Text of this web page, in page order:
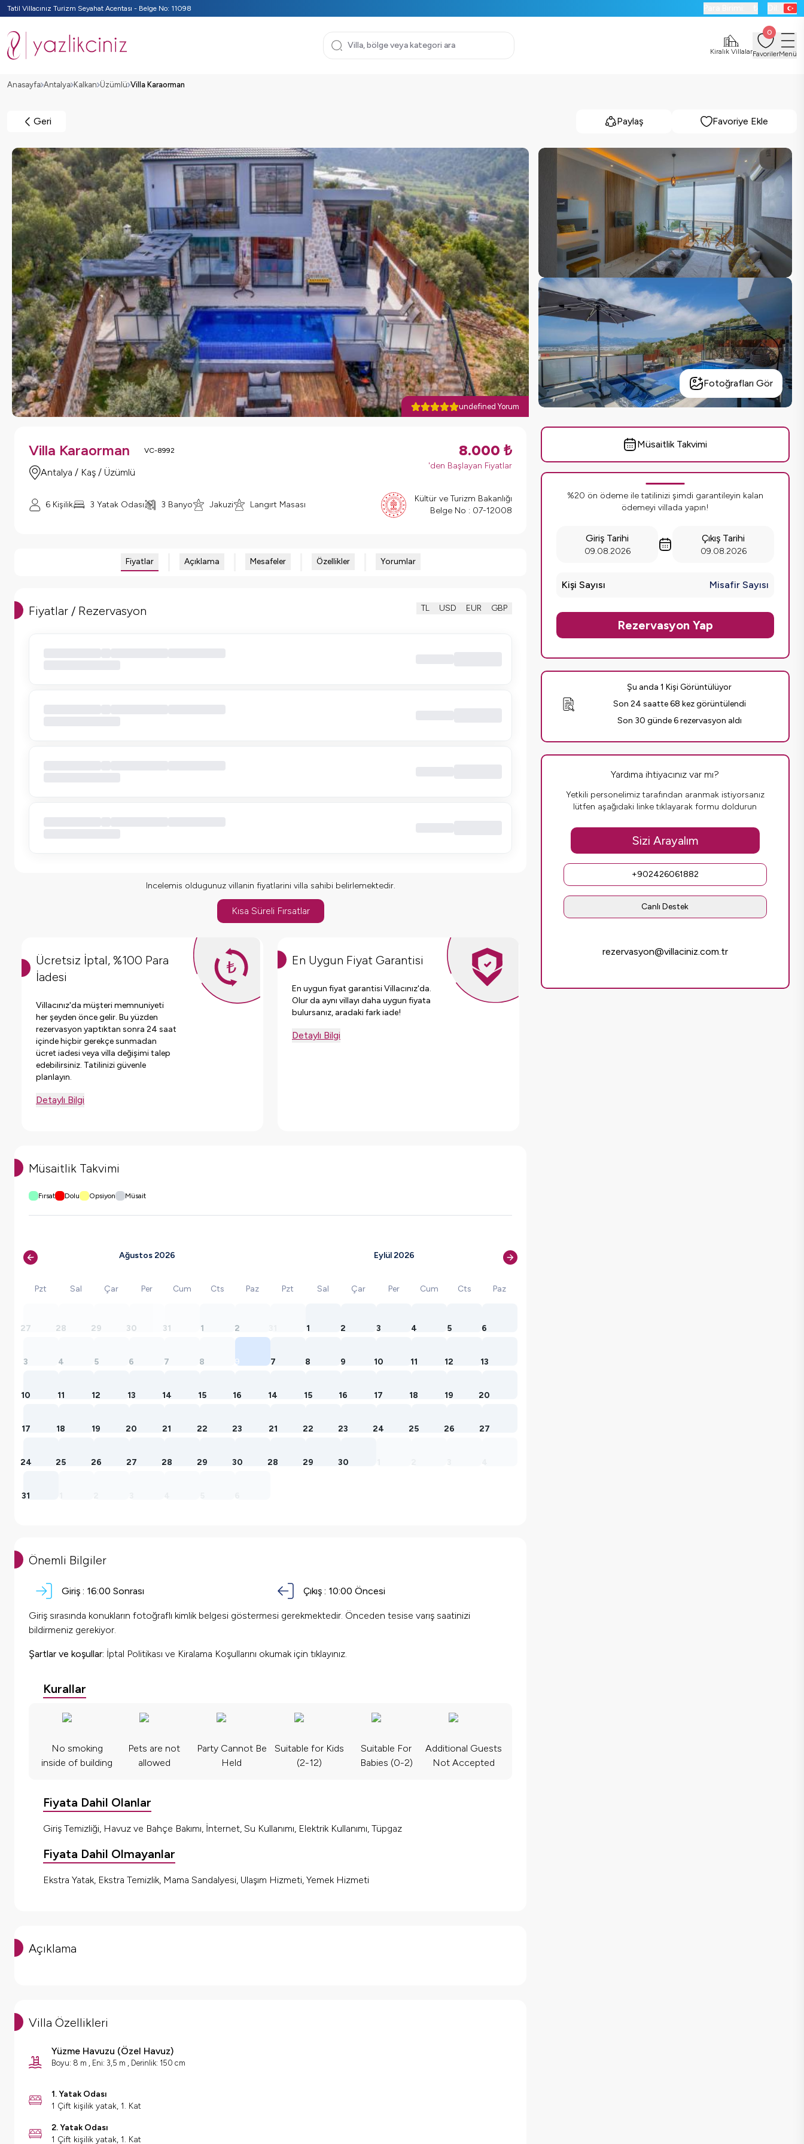
Tatil Villacınız Turizm Seyahat Acentası - Belge No: 11098
Kiralık Villalar
0
FavorilerMenü
Anasayfa Antalya Kalkan Üzümlü Villa Karaorman
Geri Paylaş Favoriye Ekle
undefined Yorum
Fotoğrafları Gör
Villa Karaorman VC-8992
Antalya / Kaş / Üzümlü
8.000 ₺
'den Başlayan Fiyatlar
6 Kişilik 3 Yatak Odası 3 Banyo Jakuzi Langırt Masası
Kültür ve Turizm Bakanlığı
Belge No : 07-12008
Fiyatlar Açıklama Mesafeler Özellikler Yorumlar
Fiyatlar / Rezervasyon TL USD EUR GBP
Incelemis oldugunuz villanin fiyatlarini villa sahibi belirlemektedir.
Kısa Süreli Fırsatlar
Ücretsiz İptal, %100 Para
İadesi
Villacınız'da müşteri memnuniyeti
her şeyden önce gelir. Bu yüzden
rezervasyon yaptıktan sonra 24 saat
içinde hiçbir gerekçe sunmadan
ücret iadesi veya villa değişimi talep
edebilirsiniz. Tatilinizi güvenle
planlayın.
Detaylı Bilgi
En Uygun Fiyat Garantisi
En uygun fiyat garantisi Villacınız'da.
Olur da aynı villayı daha uygun fiyata
bulursanız, aradaki fark iade!
Detaylı Bilgi
Müsaitlik Takvimi
Fırsat Dolu Opsiyon Müsait
Ağustos 2026
Pzt Sal Çar Per Cum Cts Paz
27 28 29 30 31 1 2
3 4 5 6 7 8 9
10 11 12 13 14 15 16
17 18 19 20 21 22 23
24 25 26 27 28 29 30
31
Eylül 2026
Pzt Sal Çar Per Cum Cts Paz
1 2 3 4 5 6
7 8 9 10 11 12 13
14 15 16 17 18 19 20
21 22 23 24 25 26 27
28 29 30
Önemli Bilgiler
Giriş : 16:00 Sonrası Çıkış : 10:00 Öncesi
Giriş sırasında konukların fotoğraflı kimlik belgesi göstermesi gerekmektedir. Önceden tesise varış saatinizi
bildirmeniz gerekiyor.
Şartlar ve koşullar: İptal Politikası ve Kiralama Koşullarını okumak için tıklayınız.
Kurallar
No smoking
inside of building
Pets are not
allowed
Party Cannot Be
Held
Suitable for Kids
(2-12)
Suitable For
Babies (0-2)
Additional Guests
Not Accepted
Fiyata Dahil Olanlar
Giriş Temizliği, Havuz ve Bahçe Bakımı, İnternet, Su Kullanımı, Elektrik Kullanımı, Tüpgaz
Fiyata Dahil Olmayanlar
Ekstra Yatak, Ekstra Temizlik, Mama Sandalyesi, Ulaşım Hizmeti, Yemek Hizmeti
Açıklama
Villa Özellikleri
Yüzme Havuzu (Özel Havuz)
Boyu: 8 m , Eni: 3,5 m , Derinlik: 150 cm
1. Yatak Odası
1 Çift kişilik yatak, 1. Kat
2. Yatak Odası
1 Çift kişilik yatak, 1. Kat
Müsaitlik Takvimi
%20 ön ödeme ile tatilinizi şimdi garantileyin kalan
ödemeyi villada yapın!
Giriş Tarihi
09.08.2026
Çıkış Tarihi
09.08.2026
Kişi Sayısı Misafir Sayısı
Rezervasyon Yap
Şu anda 1 Kişi Görüntülüyor
Son 24 saatte 68 kez görüntülendi
Son 30 günde 6 rezervasyon aldı
Yardıma ihtiyacınız var mı?
Yetkili personelimiz tarafından aranmak istiyorsanız
lütfen aşağıdaki linke tıklayarak formu doldurun
Sizi Arayalım
+902426061882
Canlı Destek
rezervasyon@villaciniz.com.tr